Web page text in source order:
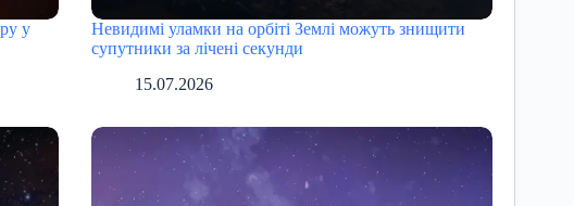
у
Невидимі уламки на орбіті Землі можуть знищити
супутники за лічені секунди
15.07.2026